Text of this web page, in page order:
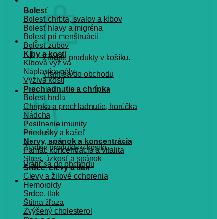
Žiadne produkty v košíku.
Vrátiť sa do obchodu
Košík
Žiadne produkty v košíku.
Vrátiť sa do obchodu
Bolesť
Bolesť chrbta, svalov a kĺbov
Bolesť hlavy a migréna
Bolesť pri menštruácii
Bolesť zubov
Kĺby a kosti
Kĺbová výživa
Náplasti a gély
Výživa kostí
Prechladnutie a chrípka
Bolesť hrdla
Chrípka a prechladnutie, horúčka
Nádcha
Posilnenie imunity
Priedušky a kašeľ
Nervy, spánok a koncentrácia
Pamät, koncentrácia a vitalita
Stres, úzkosť a spánok
Srdce, cievy a tlak
Cievy a žilové ochorenia
Hemoroidy
Srdce, tlak
Štítna žľaza
Zvýšený cholesterol